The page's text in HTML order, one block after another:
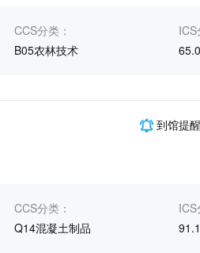
CCS分类：
B05农林技术
ICS
到馆提醒
CCS分类：
Q14混凝土制品
ICS